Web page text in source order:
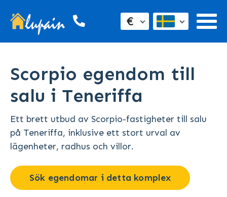
€
Scorpio egendom till
salu i Teneriffa
Ett brett utbud av Scorpio-fastigheter till salu
på Teneriffa, inklusive ett stort urval av
lägenheter, radhus och villor.
Sök egendomar i detta komplex